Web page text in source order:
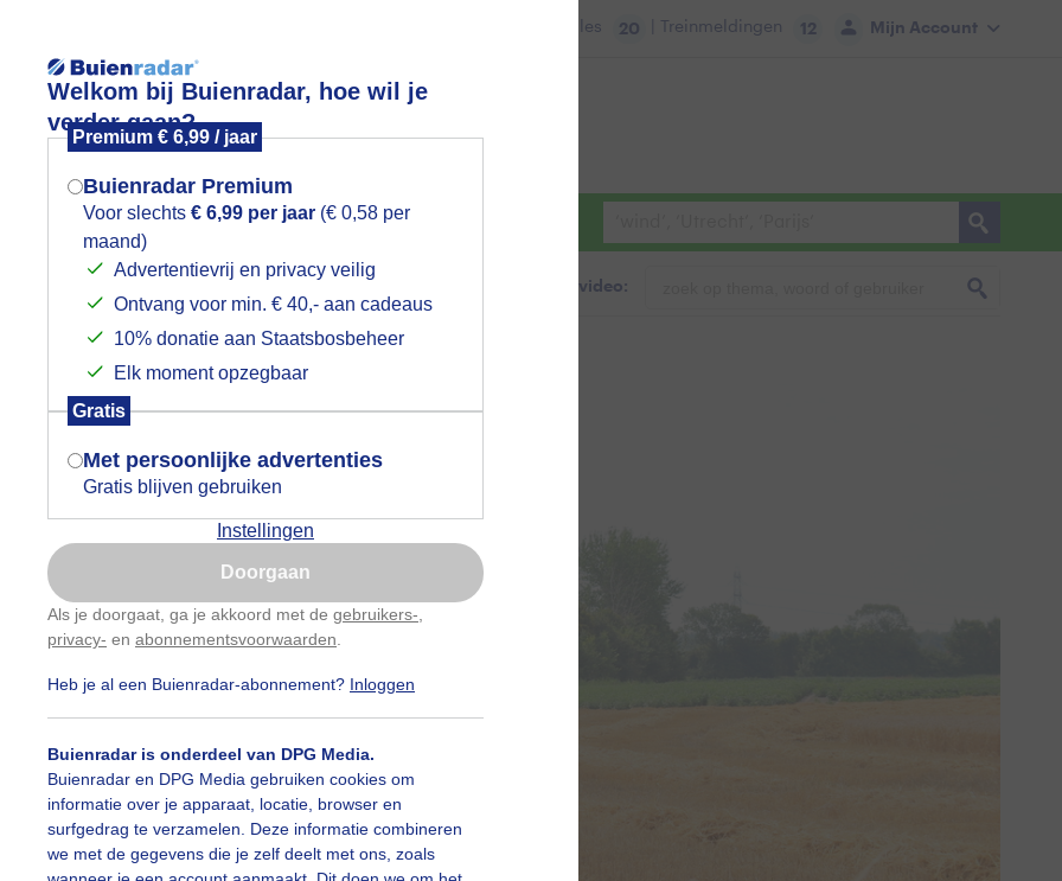
Welkom bij Buienradar, hoe wil je
verder gaan?
Premium € 6,99 / jaar
Buienradar Premium
Voor slechts € 6,99 per jaar (€ 0,58 per
maand)
Advertentievrij en privacy veilig
Ontvang voor min. € 40,- aan cadeaus
10% donatie aan Staatsbosbeheer
Elk moment opzegbaar
Gratis
Met persoonlijke advertenties
Gratis blijven gebruiken
Instellingen
Doorgaan
Als je doorgaat, ga je akkoord met de gebruikers-
privacy- en abonnementsvoorwaarden
Heb je al een Buienradar-abonnement? Inloggen
Buienradar is onderdeel van DPG Media.
Buienradar en DPG Media gebruiken cookies om
informatie over je apparaat, locatie, browser en
surfgedrag te verzamelen. Deze informatie combineren
we met de gegevens die je zelf deelt met ons, zoals
Mijn Account
Files 20 | Treinmeldingen 12
Foto en video Weerzine
Zoeken in foto & video:
Mogen we je locatie gebruiken voor
het weer?
Indien je hier nog geen akkoord op hebt
gegeven, verschijnt er zo een pop-up uit
je browser waarin deze toestemming
gevraagd wordt.
Is goed, toon de popup
Nu niet, misschien later
Gebruik je Safari en wil je niet elke dag deze pop-up
Klikhierom dit aan te passen